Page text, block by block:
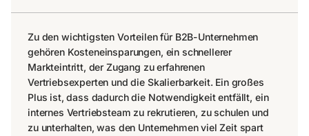
Zu den wichtigsten Vorteilen für B2B-Unternehmen
gehören Kosteneinsparungen, ein schnellerer
Markteintritt, der Zugang zu erfahrenen
Vertriebsexperten und die Skalierbarkeit. Ein großes
Plus ist, dass dadurch die Notwendigkeit entfällt, ein
internes Vertriebsteam zu rekrutieren, zu schulen und
zu unterhalten, was den Unternehmen viel Zeit spart